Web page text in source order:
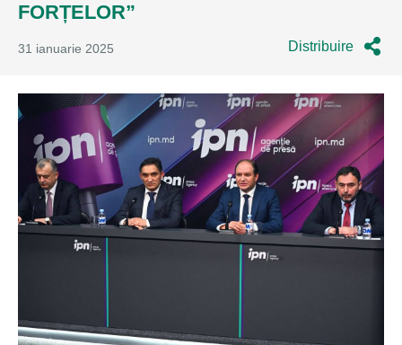
FORȚELOR”
31 ianuarie 2025 Distribuire